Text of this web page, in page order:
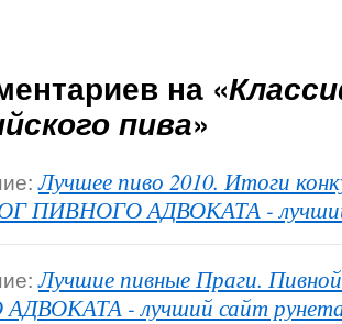
на «
пива»
Лучшее пиво 2010. Итоги
ПИВНОГО АДВОКАТА -
Лучшие пивные Праги.
- лучший сайт рунета